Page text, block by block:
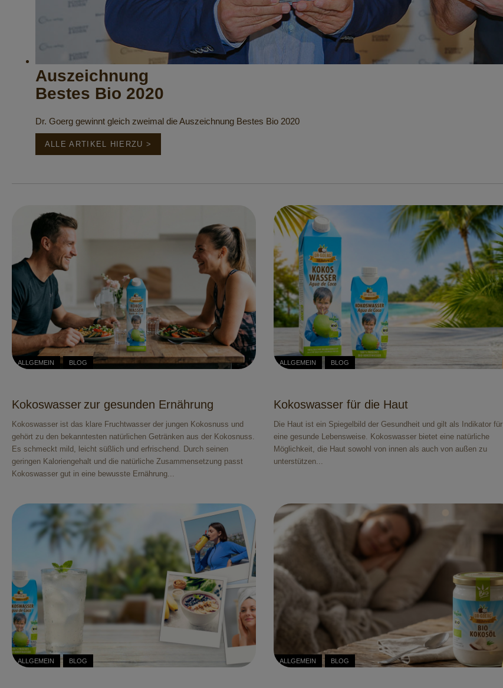
Auszeichnung
Bestes Bio 2020
Dr. Goerg gewinnt gleich zweimal die Auszeichnung Bestes Bio 2020
ALLE ARTIKEL HIERZU >
ALLGEMEIN BLOG
Kokoswasser zur gesunden Ernährung
Kokoswasser ist das klare Fruchtwasser der jungen Kokosnuss und
gehört zu den bekanntesten natürlichen Getränken aus der Kokosnuss.
Es schmeckt mild, leicht süßlich und erfrischend. Durch seinen
geringen Kaloriengehalt und die natürliche Zusammensetzung passt
Kokoswasser gut in eine bewusste Ernährung...
ALLGEMEIN BLOG
Kokoswasser für die Haut
Die Haut ist ein Spiegelbild der Gesundheit und gilt als Indikator für
eine gesunde Lebensweise. Kokoswasser bietet eine natürliche
Möglichkeit, die Haut sowohl von innen als auch von außen zu
unterstützen...
ALLGEMEIN BLOG ALLGEMEIN BLOG